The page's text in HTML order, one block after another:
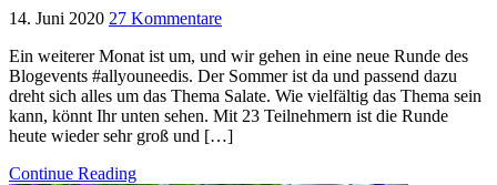
14. Juni 2020 27 Kommentare
Ein weiterer Monat ist um, und wir gehen in eine neue Runde des
Blogevents #allyouneedis. Der Sommer ist da und passend dazu
dreht sich alles um das Thema Salate. Wie vielfältig das Thema sein
kann, könnt Ihr unten sehen. Mit 23 Teilnehmern ist die Runde
heute wieder sehr groß und […]
Continue Reading